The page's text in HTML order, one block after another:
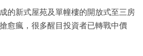
的新式屋苑及單幢樓的開放式至三房
愈瘋，很多醒目投資者已轉戰中價